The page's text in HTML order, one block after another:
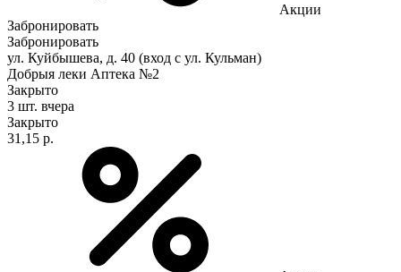
Акции
Забронировать
Забронировать
ул. Куйбышева, д. 40 (вход с ул. Кульман)
Добрыя леки Аптека №2
Закрыто
3 шт. вчера
Закрыто
31,15 р.